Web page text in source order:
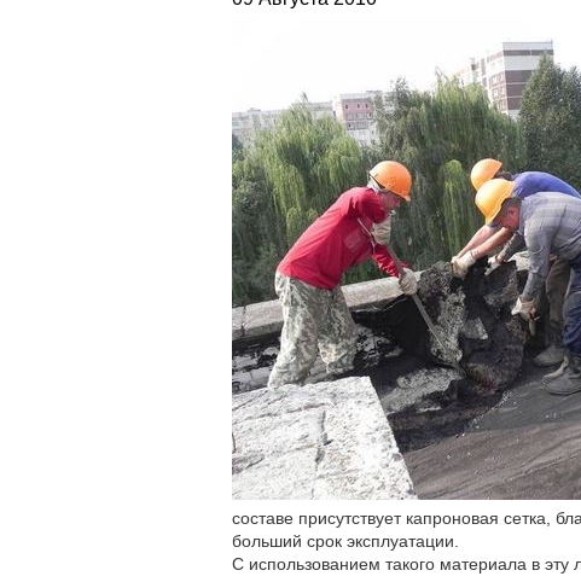
составе присутствует капроновая сетка,
больший срок эксплуатации.
С использованием такого материала в